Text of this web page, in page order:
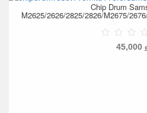
Chip Drum
M2625/2626/2825/2826/M2675/
45,000